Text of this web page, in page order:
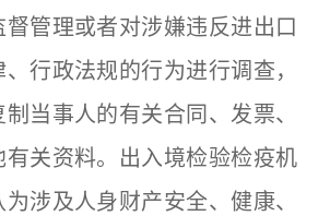
管理或者对涉嫌违反进出口
行政法规的行为进行调查，
当事人的有关合同、发票、
有关资料。出入境检验检疫机
涉及人身财产安全、健康、